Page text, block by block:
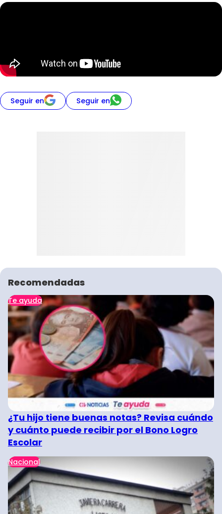
Seguir en Seguir en
Recomendadas
Te ayuda
¿Tu hijo tiene buenas notas? Revisa cuándo
y cuánto puede recibir por el Bono Logro
Escolar
Nacional